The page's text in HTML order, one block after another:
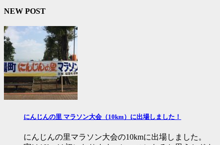
NEW POST
にんじんの里 マラソン大会（10km）に出場しました！
にんじんの里マラソン大会の10kmに出場しました。